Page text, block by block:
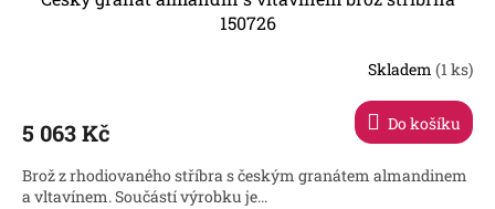
150726
Skladem (1 ks)
5 063 Kč Do košíku
Brož z rhodiovaného stříbra s českým granátem almandinem
a vltavínem. Součástí výrobku je...